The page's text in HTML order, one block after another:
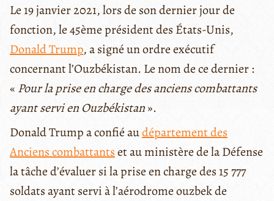
Le 19 janvier 2021, lors de son dernier jour de
fonction, le 45ème président des États-Unis,
Donald Trump, a signé un ordre exécutif
concernant l’Ouzbékistan. Le nom de ce dernier :
« Pour la prise en charge des anciens combattants
ayant servi en Ouzbékistan».
Donald Trump a confié audépartement des
Anciens combattantset au ministère de la Défense
la tâche d’évaluer si la prise en charge des 15 777
soldats ayant servi à l’aérodrome ouzbek de